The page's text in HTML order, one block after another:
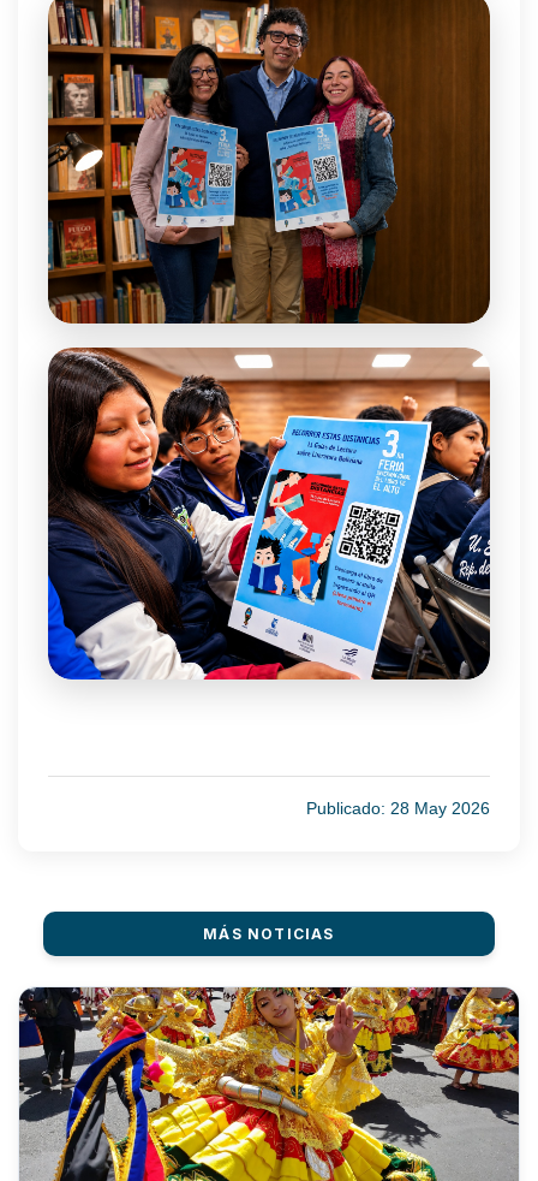
Publicado: 28 May 2026
MÁS NOTICIAS